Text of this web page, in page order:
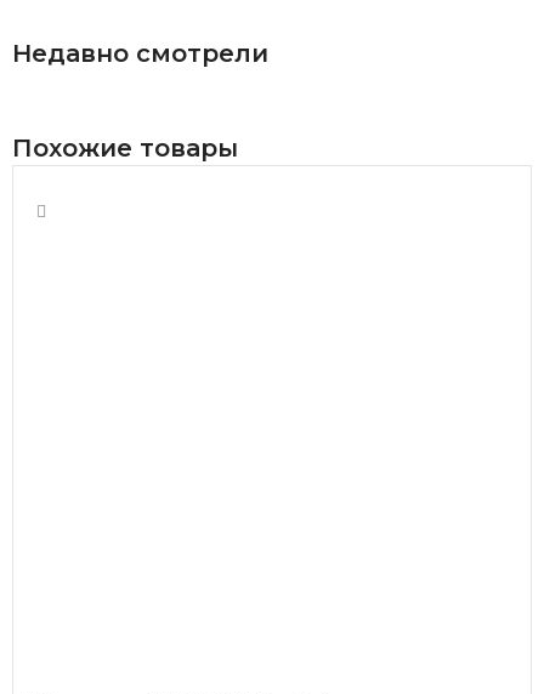
Недавно смотрели
Похожие товары